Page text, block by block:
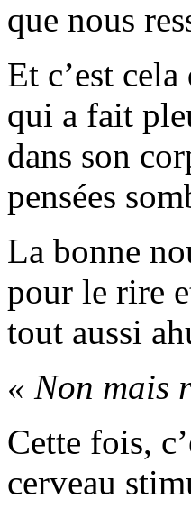
que nous
Et c’est
qui a fait
dans son
pensées
La bonne
pour le rire
tout aussi
« Non mais
Cette fois,
cerveau